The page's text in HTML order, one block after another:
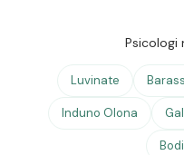
Psicologi
Luvinate
Induno Olona